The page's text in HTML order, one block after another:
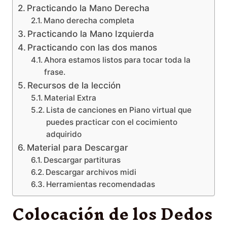
Practicando la Mano Derecha
Mano derecha completa
Practicando la Mano Izquierda
Practicando con las dos manos
Ahora estamos listos para tocar toda la
frase.
Recursos de la lección
Material Extra
Lista de canciones en Piano virtual que
puedes practicar con el cocimiento
adquirido
Material para Descargar
Descargar partituras
Descargar archivos midi
Herramientas recomendadas
Colocación de los Dedos